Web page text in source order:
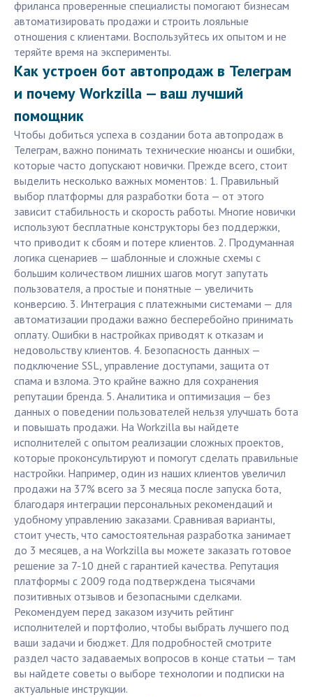
фриланса проверенные специалисты помогают бизнесам
автоматизировать продажи и строить лояльные
отношения с клиентами. Воспользуйтесь их опытом и не
теряйте время на эксперименты.
Как устроен бот автопродаж в Телеграм
и почему Workzilla — ваш лучший
помощник
Чтобы добиться успеха в создании бота автопродаж в
Телеграм, важно понимать технические нюансы и ошибки,
которые часто допускают новички. Прежде всего, стоит
выделить несколько важных моментов: 1. Правильный
выбор платформы для разработки бота — от этого
зависит стабильность и скорость работы. Многие новички
используют бесплатные конструкторы без поддержки,
что приводит к сбоям и потере клиентов. 2. Продуманная
логика сценариев — шаблонные и сложные схемы с
большим количеством лишних шагов могут запутать
пользователя, а простые и понятные — увеличить
конверсию. 3. Интеграция с платежными системами — для
автоматизации продажи важно бесперебойно принимать
оплату. Ошибки в настройках приводят к отказам и
недовольству клиентов. 4. Безопасность данных —
подключение SSL, управление доступами, защита от
спама и взлома. Это крайне важно для сохранения
репутации бренда. 5. Аналитика и оптимизация — без
данных о поведении пользователей нельзя улучшать бота
и повышать продажи. На Workzilla вы найдете
исполнителей с опытом реализации сложных проектов,
которые проконсультируют и помогут сделать правильные
настройки. Например, один из наших клиентов увеличил
продажи на 37% всего за 3 месяца после запуска бота,
благодаря интеграции персональных рекомендаций и
удобному управлению заказами. Сравнивая варианты,
стоит учесть, что самостоятельная разработка занимает
до 3 месяцев, а на Workzilla вы можете заказать готовое
решение за 7-10 дней с гарантией качества. Репутация
платформы с 2009 года подтверждена тысячами
позитивных отзывов и безопасными сделками.
Рекомендуем перед заказом изучить рейтинг
исполнителей и портфолио, чтобы выбрать лучшего под
ваши задачи и бюджет. Для подробностей смотрите
раздел часто задаваемых вопросов в конце статьи — там
вы найдете советы о выборе технологии и подписки на
актуальные инструкции.